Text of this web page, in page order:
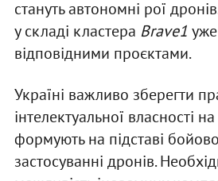
стануть автономні рої
у складі кластера Brave1
відповідними проєктами.
Україні важливо зберегти
інтелектуальної власності на
формують на підставі
застосуванні дронів.